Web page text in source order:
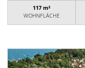
117 m²
WOHNFLÄCHE